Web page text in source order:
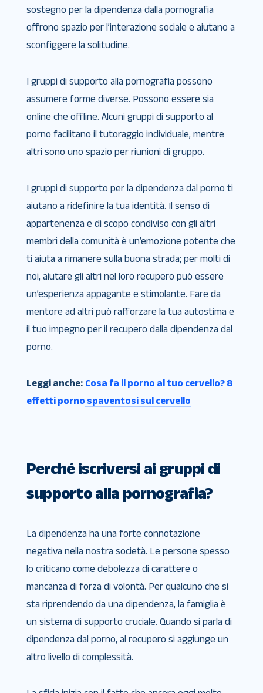
sostegno per la dipendenza dalla pornografia
offrono spazio per l’interazione sociale e aiutano a
sconfiggere la solitudine.
I gruppi di supporto alla pornografia possono
assumere forme diverse. Possono essere sia
online che offline. Alcuni gruppi di supporto al
porno facilitano il tutoraggio individuale, mentre
altri sono uno spazio per riunioni di gruppo.
I gruppi di supporto per la dipendenza dal porno ti
aiutano a ridefinire la tua identità. Il senso di
appartenenza e di scopo condiviso con gli altri
membri della comunità è un’emozione potente che
ti aiuta a rimanere sulla buona strada; per molti di
noi, aiutare gli altri nel loro recupero può essere
un’esperienza appagante e stimolante. Fare da
mentore ad altri può rafforzare la tua autostima e
il tuo impegno per il recupero dalla dipendenza dal
porno.
Leggi anche: Cosa fa il porno al tuo cervello? 8
effetti porno spaventosi sul cervello
Perché iscriversi ai gruppi di
supporto alla pornografia?
La dipendenza ha una forte connotazione
negativa nella nostra società. Le persone spesso
lo criticano come debolezza di carattere o
mancanza di forza di volontà. Per qualcuno che si
sta riprendendo da una dipendenza, la famiglia è
un sistema di supporto cruciale. Quando si parla di
dipendenza dal porno, al recupero si aggiunge un
altro livello di complessità.